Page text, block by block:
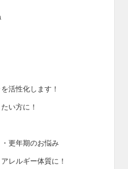
活性化します！
い方に！
更年期のお悩み
レルギー体質に！